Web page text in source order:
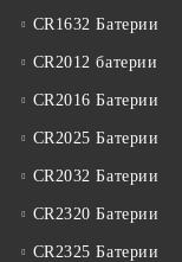
CR1632 Батерии
CR2012 батерии
CR2016 Батерии
CR2025 Батерии
CR2032 Батерии
CR2320 Батерии
CR2325 Батерии